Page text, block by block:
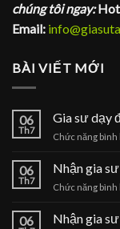
chúng tôi ngay:
Email:
BÀI VIẾT MỚI
06
Th7
Gia sư dạy
Chức năng bình
06
Th7
Nhận gia
Chức năng bình
06 Nhận gia